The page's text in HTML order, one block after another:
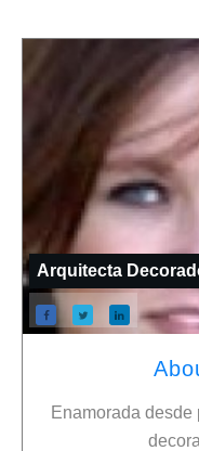
Arquitecta
Enamorada